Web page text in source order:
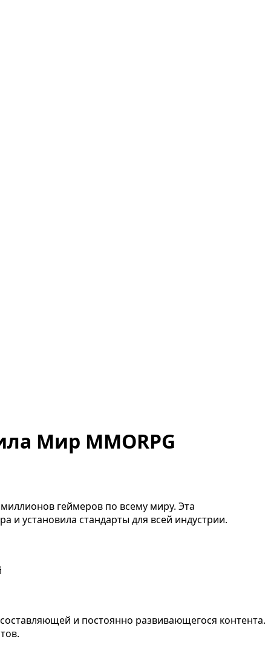
Мир MMORPG
геймеров по всему миру. Эта
и установила стандарты для всей индустрии.
и постоянно развивающегося контента.